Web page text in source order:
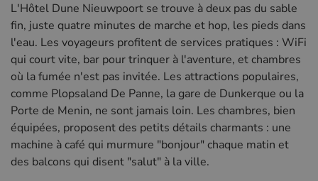
L'Hôtel Dune Nieuwpoort se trouve à deux pas du sable
fin, juste quatre minutes de marche et hop, les pieds dans
l'eau. Les voyageurs profitent de services pratiques : WiFi
qui court vite, bar pour trinquer à l'aventure, et chambres
où la fumée n'est pas invitée. Les attractions populaires,
comme Plopsaland De Panne, la gare de Dunkerque ou la
Porte de Menin, ne sont jamais loin. Les chambres, bien
équipées, proposent des petits détails charmants : une
machine à café qui murmure "bonjour" chaque matin et
des balcons qui disent "salut" à la ville.